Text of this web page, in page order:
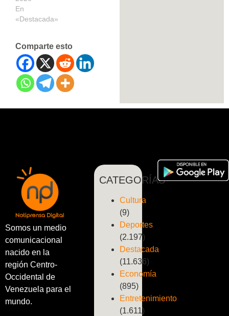
En
«Destacada»
Comparte esto
Somos un medio
comunicacional
nacido en la
región Centro-
Occidental de
Venezuela para el
mundo.
CATEGORÍAS
Cultura
(9)
Deportes
(2.197)
Destacada
(11.636)
Economía
(895)
Entretenimiento
(1.611)